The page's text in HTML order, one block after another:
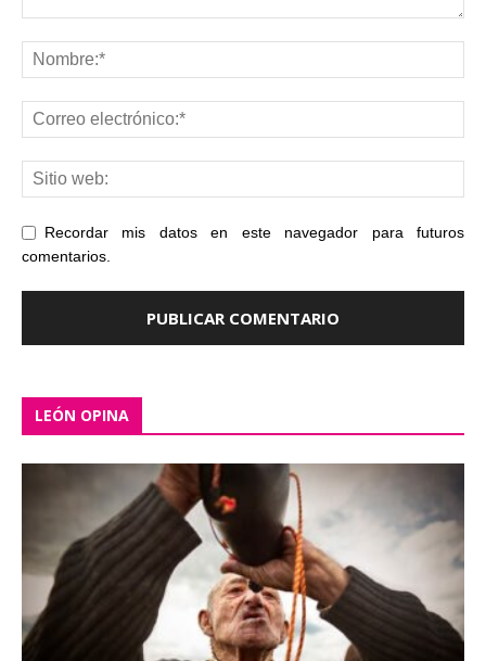
Recordar mis datos en este navegador para futuros
comentarios.
LEÓN OPINA